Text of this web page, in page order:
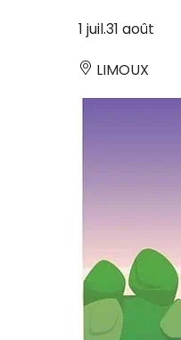
1 juil.31 août
LIMOUX